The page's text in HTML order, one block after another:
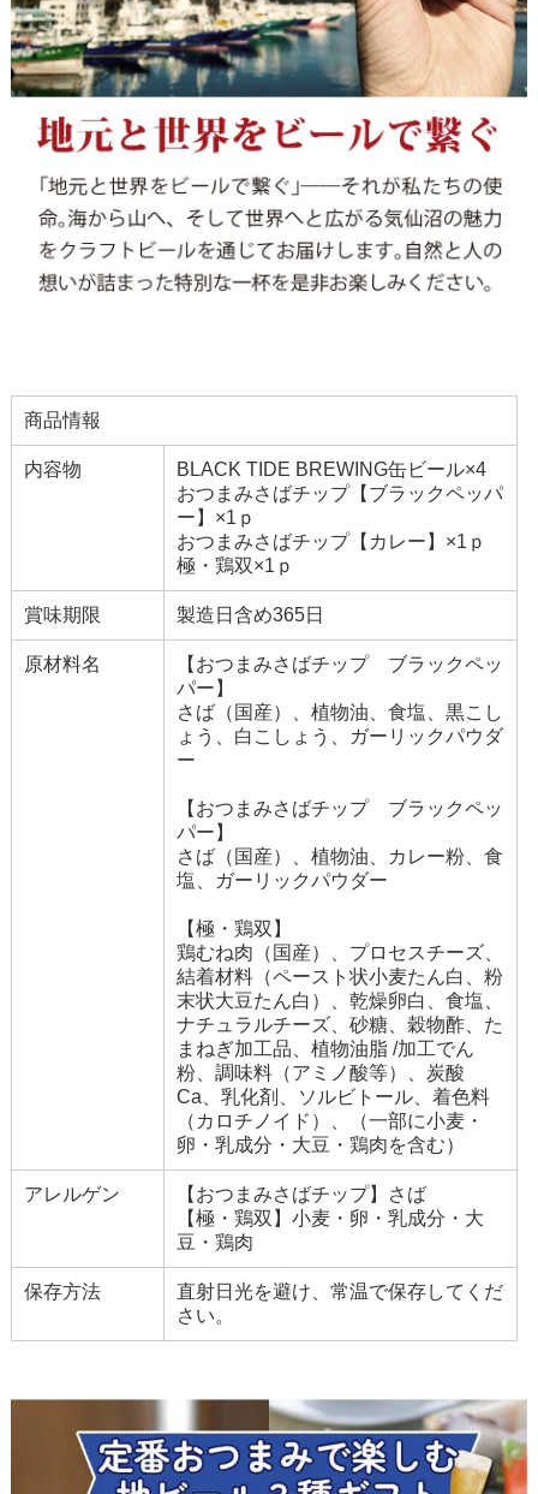
商品情報
内容物
BLACK TIDE BREWING缶ビール×4
おつまみさばチップ【ブラックペッパ
ー】×1ｐ
おつまみさばチップ【カレー】×1ｐ
極・鶏双×1ｐ
賞味期限 製造日含め365日
原材料名
【おつまみさばチップ ブラックペッ
パー】
さば（国産）、植物油、食塩、黒こし
ょう、白こしょう、ガーリックパウダ
ー
【おつまみさばチップ ブラックペッ
パー】
さば（国産）、植物油、カレー粉、食
塩、ガーリックパウダー
【極・鶏双】
鶏むね肉（国産）、プロセスチーズ、
結着材料（ペースト状小麦たん白、粉
末状大豆たん白）、乾燥卵白、食塩、
ナチュラルチーズ、砂糖、穀物酢、た
まねぎ加工品、植物油脂 /加工でん
粉、調味料（アミノ酸等）、炭酸
Ca、乳化剤、ソルビトール、着色料
（カロチノイド）、（一部に小麦・
卵・乳成分・大豆・鶏肉を含む）
アレルゲン
【おつまみさばチップ】さば
【極・鶏双】小麦・卵・乳成分・大
豆・鶏肉
保存方法
直射日光を避け、常温で保存してくだ
さい。